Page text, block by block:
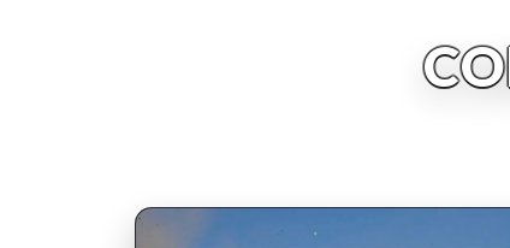
INSCRIPCIONES ABIERTAS